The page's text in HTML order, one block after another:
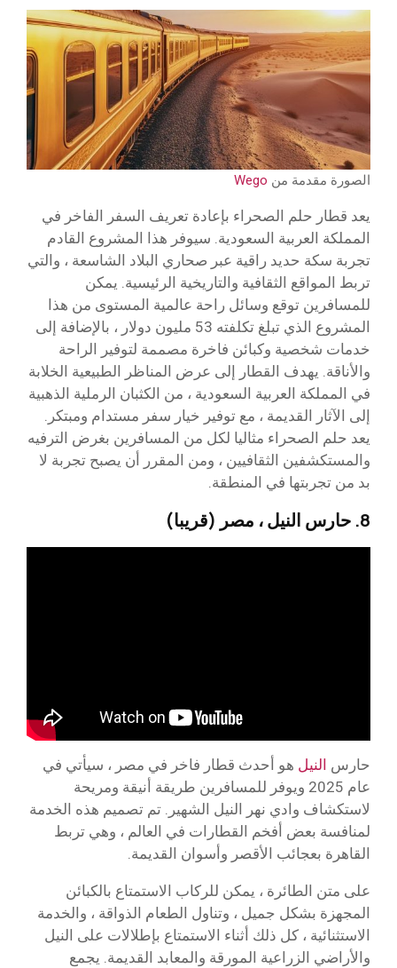
الصورة مقدمة من Wego
يعد قطار حلم الصحراء بإعادة تعريف السفر الفاخر في
المملكة العربية السعودية. سيوفر هذا المشروع القادم
تجربة سكة حديد راقية عبر صحاري البلاد الشاسعة ، والتي
تربط المواقع الثقافية والتاريخية الرئيسية. يمكن
للمسافرين توقع وسائل راحة عالمية المستوى من هذا
المشروع الذي تبلغ تكلفته 53 مليون دولار ، بالإضافة إلى
خدمات شخصية وكبائن فاخرة مصممة لتوفير الراحة
والأناقة. يهدف القطار إلى عرض المناظر الطبيعية الخلابة
في المملكة العربية السعودية ، من الكثبان الرملية الذهبية
إلى الآثار القديمة ، مع توفير خيار سفر مستدام ومبتكر.
يعد حلم الصحراء مثاليا لكل من المسافرين بغرض الترفيه
والمستكشفين الثقافيين ، ومن المقرر أن يصبح تجربة لا
بد من تجربتها في المنطقة.
8. حارس النيل ، مصر (قريبا)
حارس النيل هو أحدث قطار فاخر في مصر ، سيأتي في
عام 2025 ويوفر للمسافرين طريقة أنيقة ومريحة
لاستكشاف وادي نهر النيل الشهير. تم تصميم هذه الخدمة
لمنافسة بعض أفخم القطارات في العالم ، وهي تربط
القاهرة بعجائب الأقصر وأسوان القديمة.
على متن الطائرة ، يمكن للركاب الاستمتاع بالكبائن
المجهزة بشكل جميل ، وتناول الطعام الذواقة ، والخدمة
الاستثنائية ، كل ذلك أثناء الاستمتاع بإطلالات على النيل
والأراضي الزراعية المورقة والمعابد القديمة. يجمع